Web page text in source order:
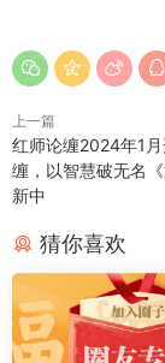
上一篇
红师论缠2024年1
缠，以智慧破无名
新中
猜你喜欢